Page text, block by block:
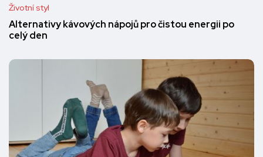
Životní styl
Alternativy kávových nápojů pro čistou energii po
celý den